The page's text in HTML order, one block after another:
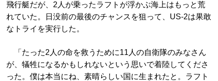
飛行艇だが、2人が乗ったラフトが浮かぶ海上はもっと荒
れていた。日没前の最後のチャンスを狙って、US-2は果敢
なトライを実行した。
「たった2人の命を救うために11人の自衛隊のみなさん
が、犠牲になるかもしれないという思いで着陸してくださ
った。僕は本当にね、素晴らしい国に生まれたと。ラフト